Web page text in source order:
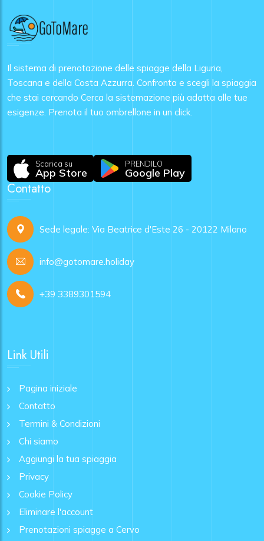
Il sistema di prenotazione delle spiagge della Liguria,
Toscana e della Costa Azzurra. Confronta e scegli la spiaggia
che stai cercando Cerca la sistemazione più adatta alle tue
esigenze. Prenota il tuo ombrellone in un click.
Scarica su
App Store
PRENDILO
Google Play
Contatto
Sede legale: Via Beatrice d'Este 26 - 20122 Milano
info@gotomare.holiday
+39 3389301594
Link Utili
Pagina iniziale
Contatto
Termini & Condizioni
Chi siamo
Aggiungi la tua spiaggia
Privacy
Cookie Policy
Eliminare l'account
Prenotazioni spiagge a Cervo